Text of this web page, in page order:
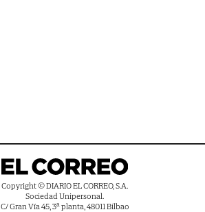
Copyright © DIARIO EL CORREO, S.A.
Sociedad Unipersonal.
C/ Gran Vía 45, 3ª planta, 48011 Bilbao